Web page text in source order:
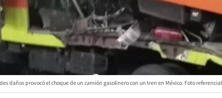
daños provocó el choque de un camión gasolinero con un tren en México. Foto referencial